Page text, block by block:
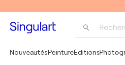
NouveautésPeintureÉditions